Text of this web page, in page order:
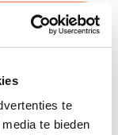
te
te bieden
wo 16 sep
wo 9 sep
do 18 mrt